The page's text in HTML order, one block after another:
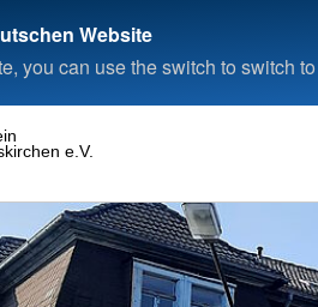
Website
you can use the switch to switch
e.V.